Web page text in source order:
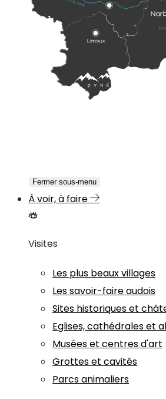
Fermer sous-menu
À voir, à faire
Visites
Les plus beaux villages
Les savoir-faire audois
Sites historiques et
Eglises, cathédrales et
Musées et centres d'art
Grottes et cavités
Parcs animaliers